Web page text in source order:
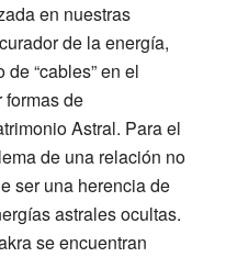
en nuestras
de la energía,
“cables” en el
formas de
Astral. Para el
de una relación no
ser una herencia de
astrales ocultas.
se encuentran